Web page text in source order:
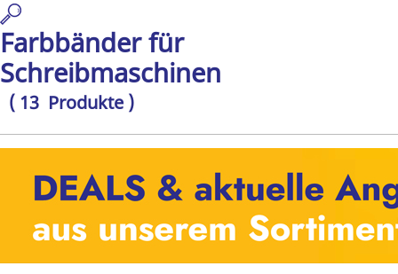
Farbbänder für
Schreibmaschinen
( 13 Produkte )